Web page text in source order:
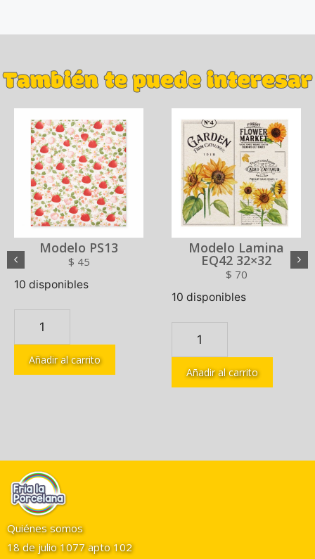
También te puede interesar
Modelo PS13
$ 45
10 disponibles
Añadir al carrito
Modelo Lamina
EQ42 32×32
$ 70
10 disponibles
Añadir al carrito
Quiénes somos
18 de julio 1077 apto 102